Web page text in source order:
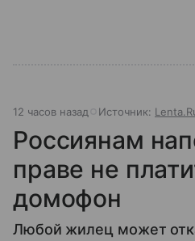
12 часов назад Источник:
Россиянам
праве не
домофон
Любой жилец может